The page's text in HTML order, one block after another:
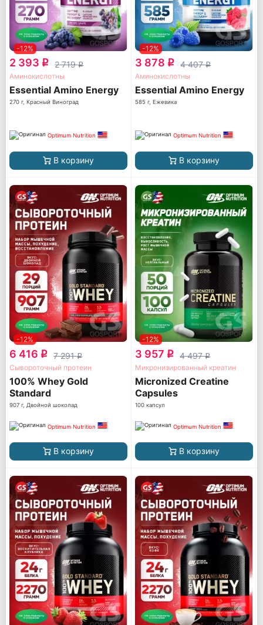
-12%
2 393 q 2 719q
Аминокислотны
Essential Amino Energy
270 г, Красный Виноград
Optimum Nutrition
В корзину
-12%
3 878 q 4 407q
Аминокислотны
Essential Amino Energy
585 г, Ежевика
Optimum Nutrition
В корзину
-12%
6 416 q 7 291q
Сывороточный протеин
100% Whey Gold
Standard
907 г, Двойной шоколад
Optimum Nutrition
В корзину
-12%
3 957 q 4 497q
Микронизированный креатин
Micronized Creatine
Capsules
100 капсул
Optimum Nutrition
В корзину